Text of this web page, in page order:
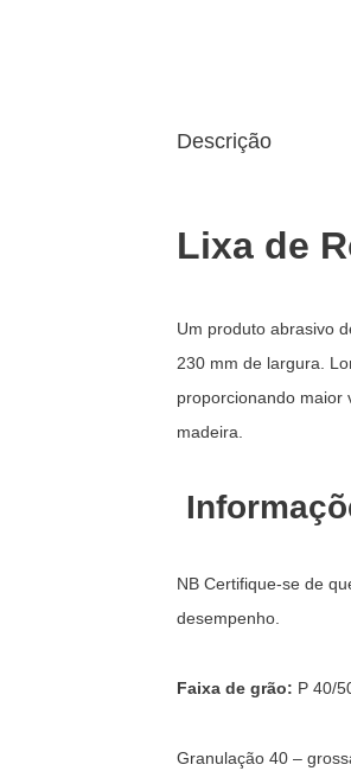
Descrição
Lixa de
Um produto abrasivo
230 mm de largura.
proporcionando maior
madeira.
NB Certifique-se de
desempenho.
Faixa de grão: P 40/
Granulação 40 –